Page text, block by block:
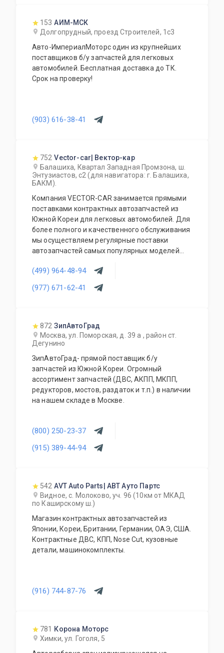
153 АИМ-МСК
Долгопрудный, проезд Строителей, 1с3
Авто-ИмпериалМоторс один из крупнейших
поставщиков б/у запчастей для легковых
автомобилей. Бесплатная доставка до ТК.
Срок на проверку!
(903) 616-38-41
752 Vector-car| Вектор-кар
Балашиха, Квартал Западная Промзона, ш.
Энтузиастов, с2 (для навигатора: г. Балашиха,
БАКМ).
Компания VECTOR-CAR занимается прямыми
поставками контрактных автозапчастей из
Южной Кореи для легковых автомобилей. Для
более полного и качественного обслуживания
мы осуществляем регулярные поставки
автозапчастей самых популярных моделей
всегда присутствует большой выбор
автозапчастей, который постоянно
обновляется и пополняется.
(499) 964-48-94
(977) 671-62-41
872 ЗипАвтоГрад
Москва, ул. Поморская, д. 39 а , район ст.
Дегунино
ЗипАвтоГрад- прямой поставщик б/у
запчастей из Южной Кореи. Огромный
ассортимент запчастей (ДВС, АКПП, МКПП,
редукторов, мостов, раздаток и т.п.) в наличии
на нашем складе в Москве.
(800) 250-23-37
(915) 389-44-94
542 AVT Auto Parts| АВТ Ауто Партс
Видное, с. Молоково, уч. 96 (10км от МКАД
по Каширскому ш.)
Магазин контрактных автозапчастей из
Японии, Кореи, Британии, Германии, ОАЭ, США.
Контрактные ДВС, КПП, Nose Cut, кузовные
детали, машинокомплекты.
(916) 744-87-76
781
Корона Моторс
Химки, ул. Гоголя, 5